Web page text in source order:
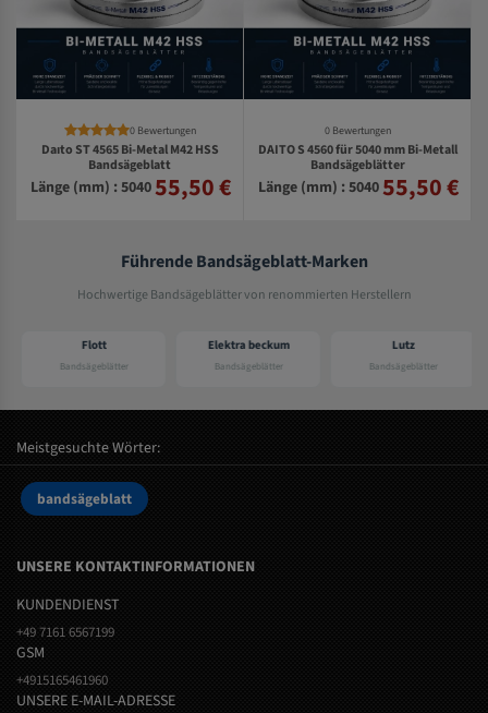
0 Bewertungen
Daıto ST 4565 Bi-Metal M42 HSS
Bandsägeblatt
Länge (mm) : 504055,50 €
0 Bewertungen
DAITO S 4560 für 5040 mm Bi-Metall
Bandsägeblätter
Länge (mm) : 504055,50 €
Führende Bandsägeblatt-Marken
Hochwertige Bandsägeblätter von renommierten Herstellern
Flott
Bandsägeblätter
Elektra beckum
Bandsägeblätter
Lutz
Bandsägeblätter
Meistgesuchte Wörter:
bandsägeblatt
UNSERE KONTAKTINFORMATIONEN
KUNDENDIENST
+49 7161 6567199
GSM
+4915165461960
UNSERE E-MAIL-ADRESSE